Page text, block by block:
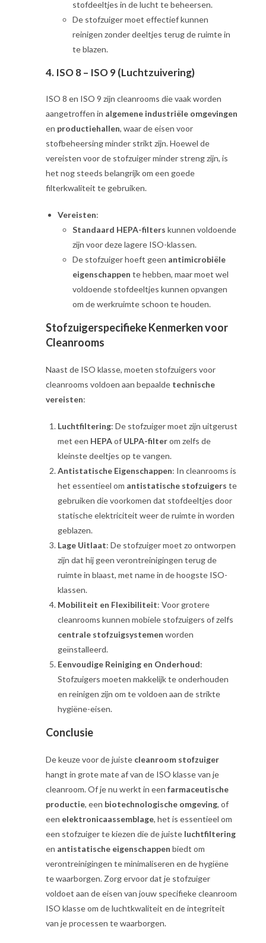
stofdeeltjes in de lucht te beheersen.
De stofzuiger moet effectief kunnen
reinigen zonder deeltjes terug de ruimte in
te blazen.
4. ISO 8 – ISO 9 (Luchtzuivering)
ISO 8 en ISO 9 zijn cleanrooms die vaak worden
aangetroffen in algemene industriële omgevingen
en productiehallen, waar de eisen voor
stofbeheersing minder strikt zijn. Hoewel de
vereisten voor de stofzuiger minder streng zijn, is
het nog steeds belangrijk om een goede
filterkwaliteit te gebruiken.
Vereisten:
Standaard HEPA-filters kunnen voldoende
zijn voor deze lagere ISO-klassen.
De stofzuiger hoeft geen antimicrobiële
eigenschappen te hebben, maar moet wel
voldoende stofdeeltjes kunnen opvangen
om de werkruimte schoon te houden.
Stofzuigerspecifieke Kenmerken voor
Cleanrooms
Naast de ISO klasse, moeten stofzuigers voor
cleanrooms voldoen aan bepaalde technische
vereisten:
Luchtfiltering: De stofzuiger moet zijn uitgerust
met een HEPAof ULPA-filterom zelfs de
kleinste deeltjes op te vangen.
Antistatische Eigenschappen: In cleanrooms is
het essentieel om antistatische stofzuigers te
gebruiken die voorkomen dat stofdeeltjes door
statische elektriciteit weer de ruimte in worden
geblazen.
Lage Uitlaat: De stofzuiger moet zo ontworpen
zijn dat hij geen verontreinigingen terug de
ruimte in blaast, met name in de hoogste ISO-
klassen.
Mobiliteit en Flexibiliteit: Voor grotere
cleanrooms kunnen mobiele stofzuigers of zelfs
centrale stofzuigsystemen worden
geïnstalleerd.
Eenvoudige Reiniging en Onderhoud:
Stofzuigers moeten makkelijk te onderhouden
en reinigen zijn om te voldoen aan de strikte
hygiëne-eisen.
Conclusie
De keuze voor de juiste cleanroom stofzuiger
hangt in grote mate af van de ISO klasse van je
cleanroom. Of je nu werkt in eenfarmaceutische
productie, een biotechnologische omgeving, of
een elektronicaassemblage, het is essentieel om
een stofzuiger te kiezen die de juiste luchtfiltering
en antistatische eigenschappen biedt om
verontreinigingen te minimaliseren en de hygiëne
te waarborgen. Zorg ervoor dat je stofzuiger
voldoet aan de eisen van jouw specifieke cleanroom
ISO klasse om de luchtkwaliteit en de integriteit
van je processen te waarborgen.